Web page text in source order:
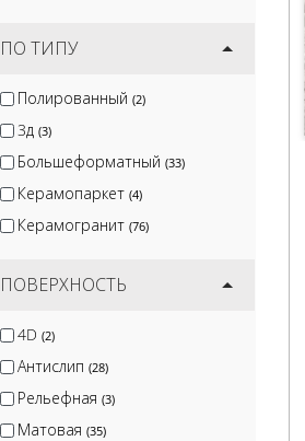
ПО ТИПУ
Полированный (2)
3д (3)
Большеформатный (33)
Керамопаркет (4)
Керамогранит (76)
ПОВЕРХНОСТЬ
4D (2)
Антислип (28)
Рельефная (3)
Матовая (35)